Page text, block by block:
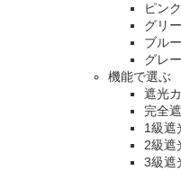
ピン
グリ
ブル
グレ
機能で選ぶ
遮光
完全
1級遮
2級遮
3級遮